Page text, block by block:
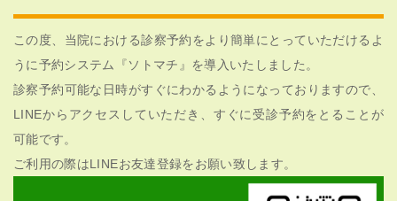
この度、当院における診察予約をより簡単にとっていただけるよ
うに予約システム『ソトマチ』を導入いたしました。
診察予約可能な日時がすぐにわかるようになっておりますので、
LINEからアクセスしていただき、すぐに受診予約をとることが
可能です。
ご利用の際はLINEお友達登録をお願い致します。